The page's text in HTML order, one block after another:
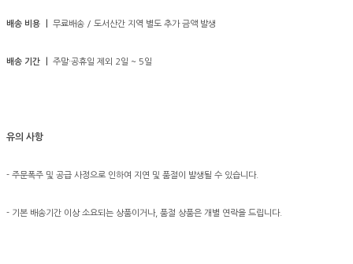
배송 비용 ㅣ 무료배송 / 도서산간 지역 별도 추가 금액 발생
배송 기간 ㅣ 주말·공휴일 제외 2일 ~ 5일
유의 사항
- 주문폭주 및 공급 사정으로 인하여 지연 및 품절이 발생될 수 있습니다.
- 기본 배송기간 이상 소요되는 상품이거나, 품절 상품은 개별 연락을 드립니다.